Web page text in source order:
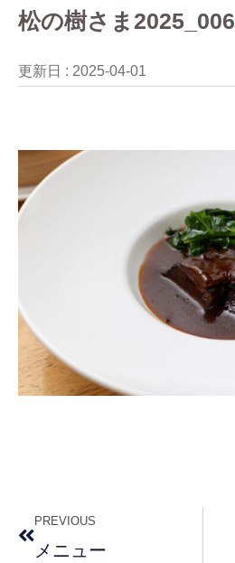
松の樹さま2025_006
更新日 : 2025-04-01
PREVIOUS
メニュー